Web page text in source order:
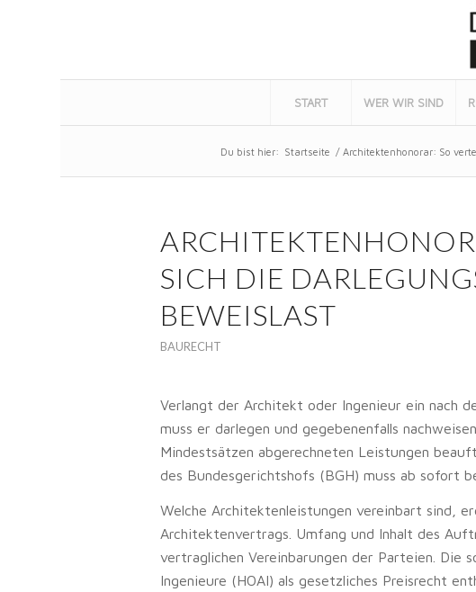
START WER WIR SIND
Du bist hier: Startseite / Architektenhonorar: So
SICH DIE
BEWEISLAST
BAURECHT
Verlangt der Architekt oder Ingenieur ein nach
muss er darlegen und gegebenenfalls
Mindestsätzen abgerechneten Leistungen
des Bundesgerichtshofs (BGH) muss ab sofort
Welche Architektenleistungen vereinbart sind,
Architektenvertrags. Umfang und Inhalt des
vertraglichen Vereinbarungen der Parteien. Die
Ingenieure (HOAI) als gesetzliches Preisrecht